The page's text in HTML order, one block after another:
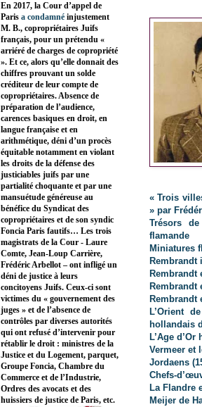
« Trois
» par
Trésors
flamande
Miniatures
Rembrandt
Rembrandt
Rembrandt
Rembrandt
L’Orient
hollandais
L’Age
Vermeer et
Jordaens
Chefs-
La Flandre
Meijer de
En 2017, la Cour d’appel de
Paris a condamné injustement
M. B., copropriétaires Juifs
français, pour un prétendu «
arriéré de charges de copropriété
». Et ce, alors qu’elle donnait des
chiffres prouvant un solde
créditeur de leur compte de
copropriétaires. Absence de
préparation de l’audience,
carences basiques en droit, en
langue française et en
arithmétique, déni d’un procès
équitable notamment en violant
les droits de la défense des
justiciables juifs par une
partialité choquante et par une
mansuétude généreuse au
bénéfice du Syndicat des
copropriétaires et de son syndic
Foncia Paris fautifs… Les trois
magistrats de la Cour - Laure
Comte, Jean-Loup Carrière,
Frédéric Arbellot – ont infligé un
déni de justice à leurs
concitoyens Juifs. Ceux-ci sont
victimes du « gouvernement des
juges » et de l’absence de
contrôles par diverses autorités
qui ont refusé d’intervenir pour
rétablir le droit : ministres de la
Justice et du Logement, parquet,
Groupe Foncia, Chambre du
Commerce et de l’Industrie,
Ordres des avocats et des
huissiers de justice de Paris, etc.